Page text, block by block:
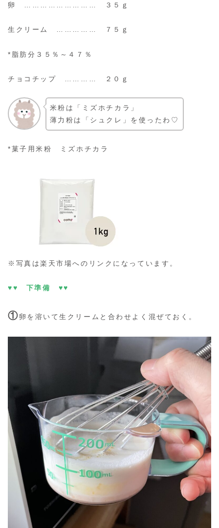
卵 ……………………… ３５ｇ
生クリーム …………… ７５ｇ
*脂肪分３５％～４７％
チョコチップ ………… ２０ｇ
米粉は「ミズホチカラ」
薄力粉は「シュクレ」を使ったわ♡
*菓子用米粉 ミズホチカラ
※写真は楽天市場へのリンクになっています。
♥♥ 下準備 ♥♥
①卵を溶いて生クリームと合わせよく混ぜておく。